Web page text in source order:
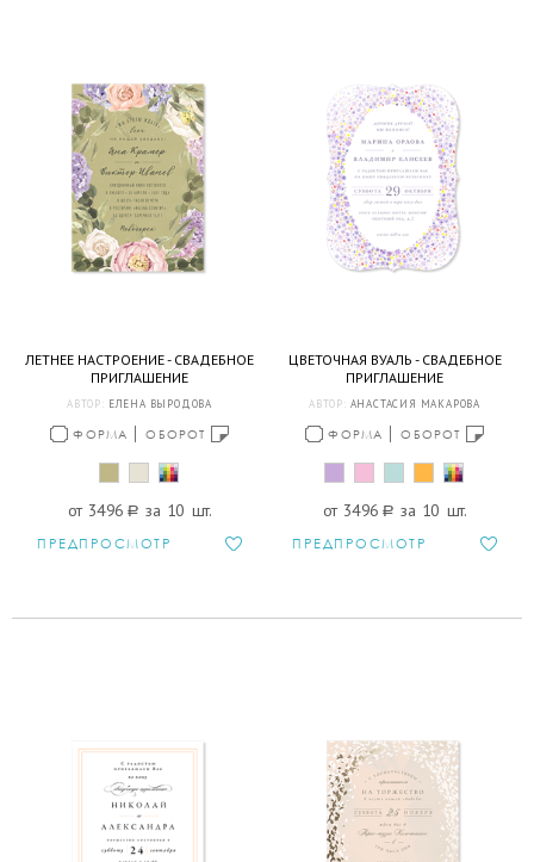
ЛЕТНЕЕ НАСТРОЕНИЕ - СВАДЕБНОЕ
ПРИГЛАШЕНИЕ
АВТОР: ЕЛЕНА ВЫРОДОВА
ФОРМА ОБОРОТ
от 3496 a за 10 шт.
ПРЕДПРОСМОТР
ЦВЕТОЧНАЯ ВУАЛЬ - СВАДЕБНОЕ
ПРИГЛАШЕНИЕ
АВТОР: АНАСТАСИЯ МАКАРОВА
ФОРМА ОБОРОТ
от 3496 a за 10 шт.
ПРЕДПРОСМОТР